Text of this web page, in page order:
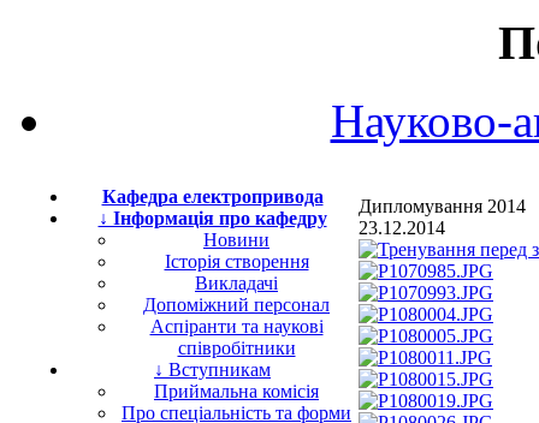
Науково-
Кафедра електропривода
↓ Інформація про кафедру
Новини
Історія створення
Викладачі
Допоміжний персонал
Аспіранти та наукові
співробітники
↓ Вступникам
Приймальна комісія
Про спеціальність та форми
Дипломування 2014
23.12.2014